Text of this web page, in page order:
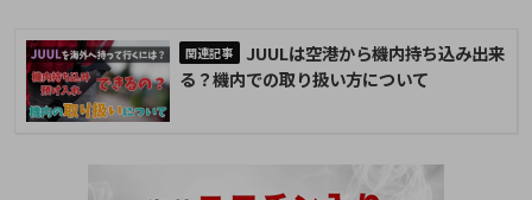
JUULは空港から機内持ち込み出来
る？機内での取り扱い方について